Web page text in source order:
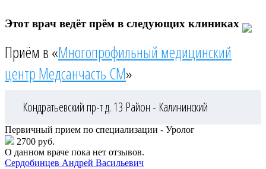
Этот врач ведёт прём в следующих клиниках
Приём в «Многопрофильный медицинский
центр Медсанчасть СМ»
Кондратьевский пр-т д. 13 Район - Калининский
Первичный прием по специализации - Уролог
2700 руб.
О данном враче пока нет отзывов.
Сердобинцев Андрей Васильевич